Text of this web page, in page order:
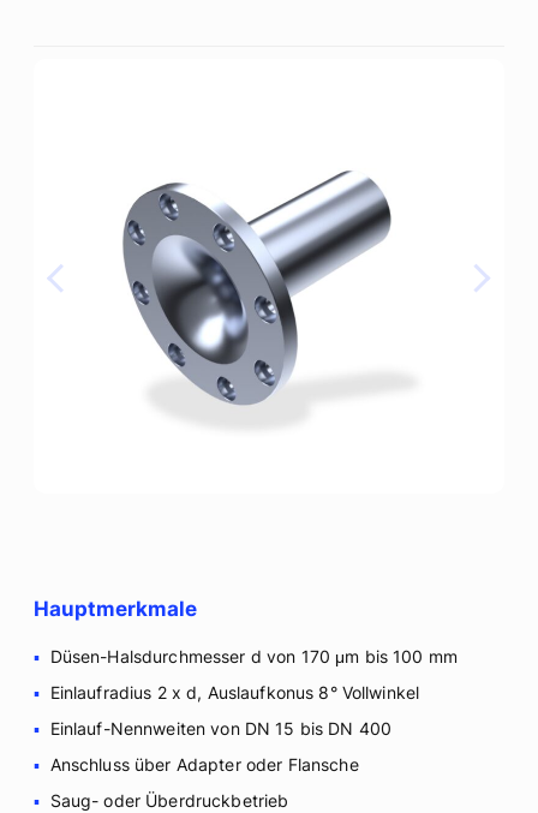
Hauptmerkmale
Düsen-Halsdurchmesser d von 170 μm bis 100 mm
Einlaufradius 2 x d, Auslaufkonus 8° Vollwinkel
Einlauf-Nennweiten von DN 15 bis DN 400
Anschluss über Adapter oder Flansche
Saug- oder Überdruckbetrieb